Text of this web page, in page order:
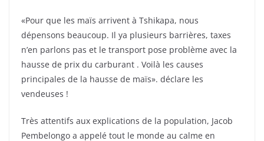
«Pour que les maïs arrivent à Tshikapa, nous
dépensons beaucoup. Il ya plusieurs barrières, taxes
n’en parlons pas et le transport pose problème avec la
hausse de prix du carburant . Voilà les causes
principales de la hausse de maïs». déclare les
vendeuses !
Très attentifs aux explications de la population, Jacob
Pembelongo a appelé tout le monde au calme en